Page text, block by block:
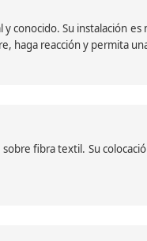
conocido. Su instalación
haga reacción y permita
fibra textil. Su